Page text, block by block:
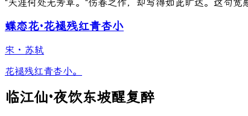
"天涯何处无芳草。"伤春之作，却写得如此旷达。这句宽
蝶恋花·花褪残红青杏小
宋 · 苏轼
花褪残红青杏小。
临江仙·夜饮东坡醒复醉